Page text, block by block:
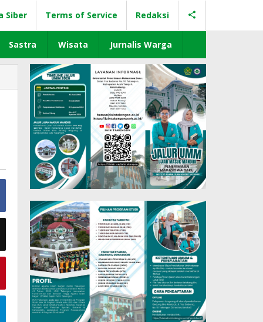
Siber Terms of Service Redaksi
Sastra Wisata Jurnalis Warga